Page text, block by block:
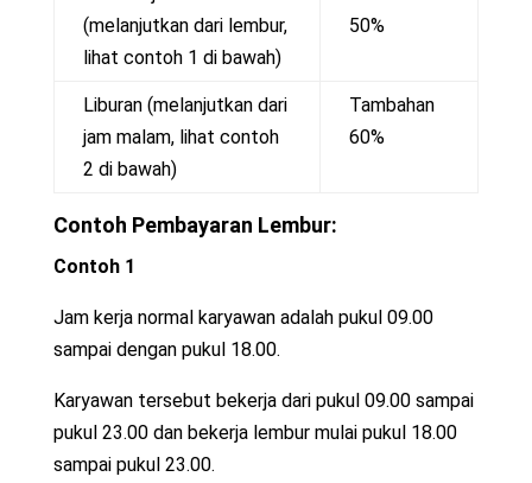
(melanjutkan dari lembur,
lihat contoh 1 di bawah)
50%
Liburan (melanjutkan dari
jam malam, lihat contoh
2 di bawah)
Tambahan
60%
Contoh Pembayaran Lembur:
Contoh 1
Jam kerja normal karyawan adalah pukul 09.00
sampai dengan pukul 18.00.
Karyawan tersebut bekerja dari pukul 09.00 sampai
pukul 23.00 dan bekerja lembur mulai pukul 18.00
sampai pukul 23.00.